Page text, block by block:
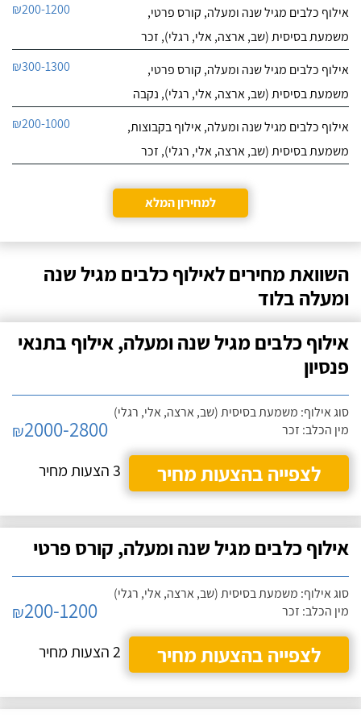
אילוף כלבים מגיל שנה ומעלה, קורס פרטי,
משמעת בסיסית (שב, ארצה, אלי, רגלי), זכר
₪200-1200
אילוף כלבים מגיל שנה ומעלה, קורס פרטי,
משמעת בסיסית (שב, ארצה, אלי, רגלי), נקבה
₪300-1300
אילוף כלבים מגיל שנה ומעלה, אילוף בקבוצות,
משמעת בסיסית (שב, ארצה, אלי, רגלי), זכר
₪200-1000
למחירון המלא
השוואת מחירים לאילוף כלבים מגיל שנה
ומעלה בלוד
אילוף כלבים מגיל שנה ומעלה, אילוף בתנאי
פנסיון
סוג אילוף: משמעת בסיסית (שב, ארצה, אלי, רגלי)
מין הכלב: זכר
₪2000-2800
לצפייה בהצעות מחיר
3 הצעות מחיר
אילוף כלבים מגיל שנה ומעלה, קורס פרטי
סוג אילוף: משמעת בסיסית (שב, ארצה, אלי, רגלי)
מין הכלב: זכר
₪200-1200
לצפייה בהצעות מחיר
2 הצעות מחיר